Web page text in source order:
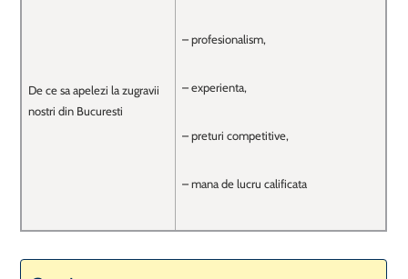
De ce sa apelezi la zugravii
nostri din Bucuresti
– profesionalism,
– experienta,
– preturi competitive,
– mana de lucru calificata